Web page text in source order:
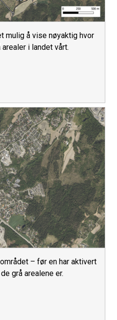
mulig å vise nøyaktig hvor
i landet vårt.
– før en har aktivert
grå arealene er.